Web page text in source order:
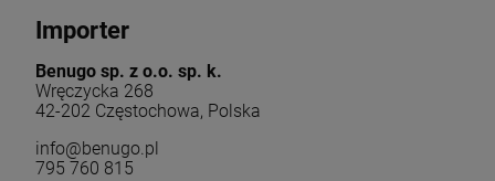
Importer
Benugo sp. z o.o. sp. k.
Wręczycka 268
42-202 Częstochowa, Polska
info@benugo.pl
795 760 815